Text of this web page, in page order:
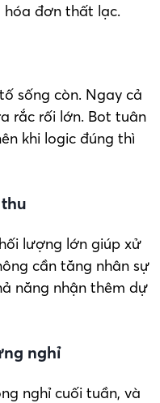
hóa đơn thất lạc.
sống còn. Ngay cả
rắc rối lớn. Bot tuân
khi logic đúng thì
lượng lớn giúp xử
cần tăng nhân sự
năng nhận thêm dự
nghỉ
nghỉ cuối tuần, và